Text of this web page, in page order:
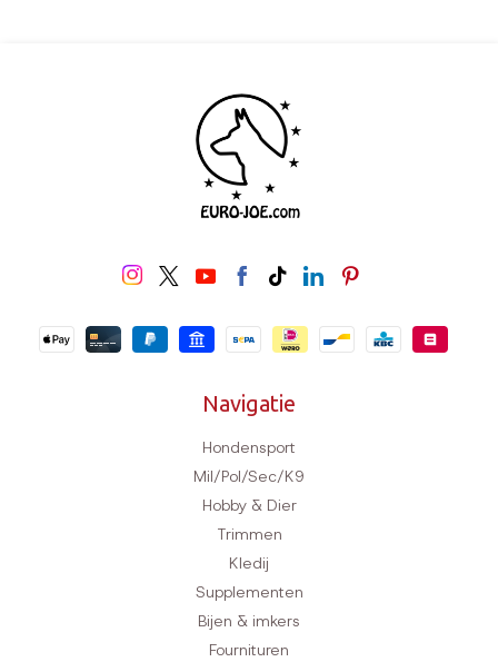
Navigatie
Hondensport
Mil/Pol/Sec/K9
Hobby & Dier
Trimmen
Kledij
Supplementen
Bijen & imkers
Fournituren